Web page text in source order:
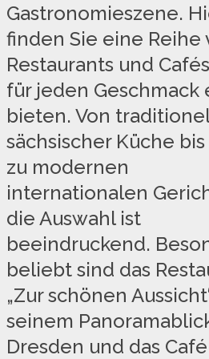
Gastronomieszene.
finden Sie eine Reihe
Restaurants und
für jeden Geschmack
bieten. Von
sächsischer Küche
zu modernen
internationalen
die Auswahl ist
beeindruckend.
beliebt sind das
„Zur schönen
seinem
Dresden und das Café